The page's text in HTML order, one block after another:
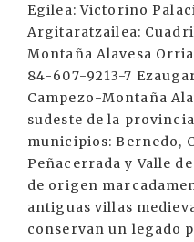
Egilea: Victorino
Argitaratzailea:
Montaña Alavesa
84-607-9213-7
Campezo-Montaña
sudeste de la
municipios: Bernedo,
Peñacerrada y Valle
de origen
antiguas villas
conservan un legado